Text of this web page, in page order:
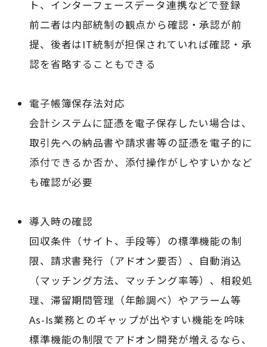
ト、インターフェースデータ連携などで登録
前二者は内部統制の観点から確認・承認が前
提、後者はIT統制が担保されていれば確認・承
認を省略することもできる
電子帳簿保存法対応
会計システムに証憑を電子保存したい場合は、
取引先への納品書や請求書等の証憑を電子的に
添付できるか否か、添付操作がしやすいかなど
も確認が必要
導入時の確認
回収条件（サイト、手段等）の標準機能の制
限、請求書発行（アドオン要否）、自動消込
（マッチング方法、マッチング率等）、相殺処
理、滞留期間管理（年齢調べ）やアラーム等
As-Is業務とのギャップが出やすい機能を吟味
標準機能の制限でアドオン開発が増えるなら、